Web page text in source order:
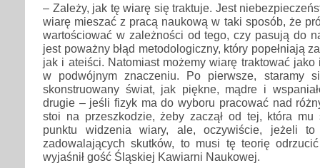
– Zależy, jak tę wiarę się traktuje. Jest
wiarę mieszać z pracą naukową w taki sposób, że
wartościować w zależności od tego, czy pasują do
jest poważny błąd metodologiczny, który popełniają
jak i ateiści. Natomiast możemy wiarę traktować
w podwójnym znaczeniu. Po pierwsze, staramy
skonstruowany świat, jak piękne, mądre i
drugie – jeśli fizyk ma do wyboru pracować nad
stoi na przeszkodzie, żeby zaczął od tej, która
punktu widzenia wiary, ale, oczywiście, jeżeli
zadowalających skutków, to musi tę teorię
wyjaśnił gość Śląskiej Kawiarni Naukowej.